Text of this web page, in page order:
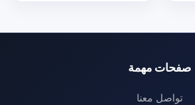
صفحات مهمة
تواصل معنا